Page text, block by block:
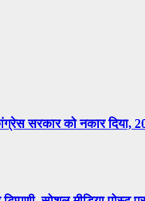
सरकार को नकार दिया,